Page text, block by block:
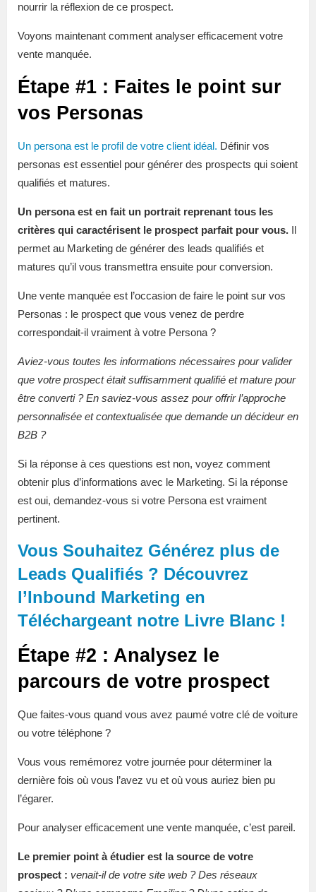
nourrir la réflexion de ce prospect.
Voyons maintenant comment analyser efficacement votre
vente manquée.
Étape #1 : Faites le point sur
vos Personas
Un persona est le profil de votre client idéal. Définir vos
personas est essentiel pour générer des prospects qui soient
qualifiés et matures.
Un persona est en fait un portrait reprenant tous les
critères qui caractérisent le prospect parfait pour vous. Il
permet au Marketing de générer des leads qualifiés et
matures qu’il vous transmettra ensuite pour conversion.
Une vente manquée est l’occasion de faire le point sur vos
Personas : le prospect que vous venez de perdre
correspondait-il vraiment à votre Persona ?
Aviez-vous toutes les informations nécessaires pour valider
que votre prospect était suffisamment qualifié et mature pour
être converti ? En saviez-vous assez pour offrir l’approche
personnalisée et contextualisée que demande un décideur en
B2B ?
Si la réponse à ces questions est non, voyez comment
obtenir plus d’informations avec le Marketing. Si la réponse
est oui, demandez-vous si votre Persona est vraiment
pertinent.
Vous Souhaitez Générez plus de
Leads Qualifiés ? Découvrez
l’Inbound Marketing en
Téléchargeant notre Livre Blanc !
Étape #2 : Analysez le
parcours de votre prospect
Que faites-vous quand vous avez paumé votre clé de voiture
ou votre téléphone ?
Vous vous remémorez votre journée pour déterminer la
dernière fois où vous l’avez vu et où vous auriez bien pu
l’égarer.
Pour analyser efficacement une vente manquée, c’est pareil.
Le premier point à étudier est la source de votre
prospect : venait-il de votre site web ? Des réseaux